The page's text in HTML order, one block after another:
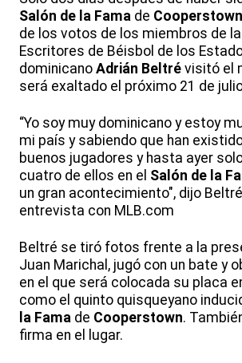
Salón de la Fama de Cooperstown
de los votos de los miembros de
Escritores de Béisbol de los
dominicano Adrián Beltré visitó el
será exaltado el próximo 21 de
“Yo soy muy dominicano y estoy
mi país y sabiendo que han
buenos jugadores y hasta ayer
cuatro de ellos en el Salón de la
un gran acontecimiento", dijo
entrevista con MLB.com
Beltré se tiró fotos frente a la
Juan Marichal, jugó con un bate y
en el que será colocada su placa
como el quinto quisqueyano
la Fama de Cooperstown.
firma en el lugar.